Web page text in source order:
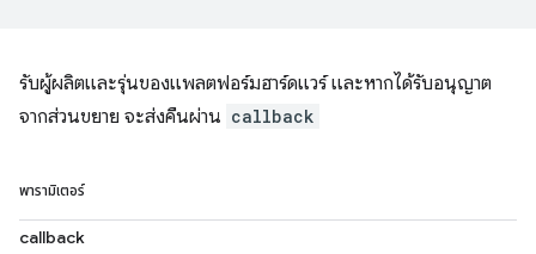
รับผู้ผลิตและรุ่นของแพลตฟอร์มฮาร์ดแวร์ และหากได้รับอนุญาต
จากส่วนขยาย จะส่งคืนผ่าน callback
พารามิเตอร์
callback